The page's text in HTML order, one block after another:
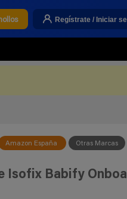
Regístrate / Iniciar
Amazon España Otras Marcas
Isofix Babify